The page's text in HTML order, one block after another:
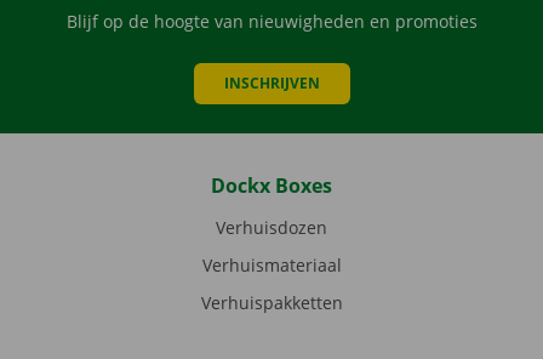
Blijf op de hoogte van nieuwigheden en promoties
INSCHRIJVEN
Dockx Boxes
Verhuisdozen
Verhuismateriaal
Verhuispakketten